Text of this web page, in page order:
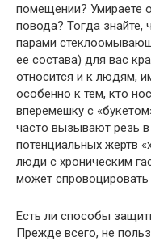
помещении? Умираете
повода? Тогда знайте,
парами
ее состава) для вас
относится и к людям,
особенно к тем, кто
вперемешку с
часто вызывают резь в
потенциальных жертв
люди с хроническим
может спровоцировать
Есть ли способы
Прежде всего, не